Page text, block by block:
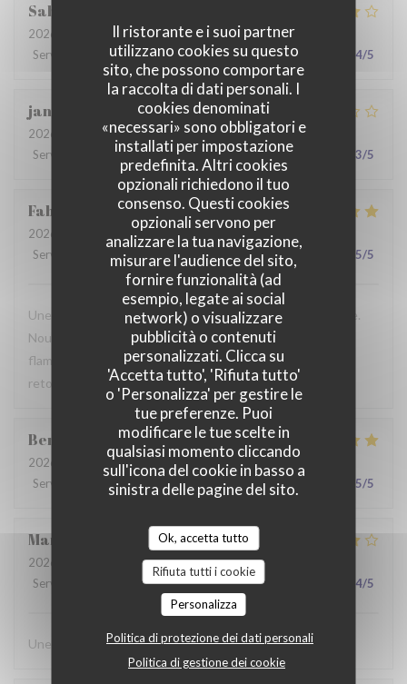
Il ristorante e i suoi partner
utilizzano cookies su questo
sito, che possono comportare
la raccolta di dati personali. I
cookies denominati
«necessari» sono obbligatori e
installati per impostazione
predefinita. Altri cookies
opzionali richiedono il tuo
consenso. Questi cookies
opzionali servono per
analizzare la tua navigazione,
misurare l'audience del sito,
fornire funzionalità (ad
esempio, legate ai social
network) o visualizzare
pubblicità o contenuti
personalizzati. Clicca su
'Accetta tutto', 'Rifiuta tutto'
o 'Personalizza' per gestire le
tue preferenze. Puoi
modificare le tue scelte in
qualsiasi momento cliccando
sull'icona del cookie in basso a
sinistra delle pagine del sito.
Ok, accetta tutto
Rifiuta tutti i cookie
Personalizza
Politica di protezione dei dati personali
Politica di gestione dei cookie
Sabrina
2026-07-25
- 21:00 - Ospiti 2
Servizio
Atmosfera:4 /5 Cucina :4/5 Qualità / Prezzo 4/5
jan
2026-07-28
- 19:30 - Ospiti 2
Servizio
Atmosfera:3/5 Cucina: 3/5 Qualità / Prezzo 3/5
Fabrice
2026-07-19
- 12:00 - Ospiti 3
Servizio
Atmosfera 5/5 Cucina /5 Qualità / Prezzo 5/5
Une table sympathique avec son atmosphère authentique.
Nous avons apprécié notre déjeuner (moule, carbonade,
flamiche au maroilles, etc) et le service. Pourquoi pas y
retourner lors d'un prochaine passage à Lilles.
Benjamin
2026-07-19
- 12:30 - Ospiti 2
Servizio
Atmosfera /5 Cucina /5 Qualità / Prezzo 5/5
Martine
2026-07-14
- 20:00 - Ospiti 6
Servizio
Atmosfera:4/5 Cucina:4/5 Qualità / Prezzo 4/5
Une chouette découverte!